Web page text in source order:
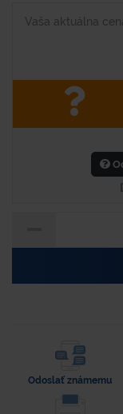
Vaša aktuálna
Odoslať známemu